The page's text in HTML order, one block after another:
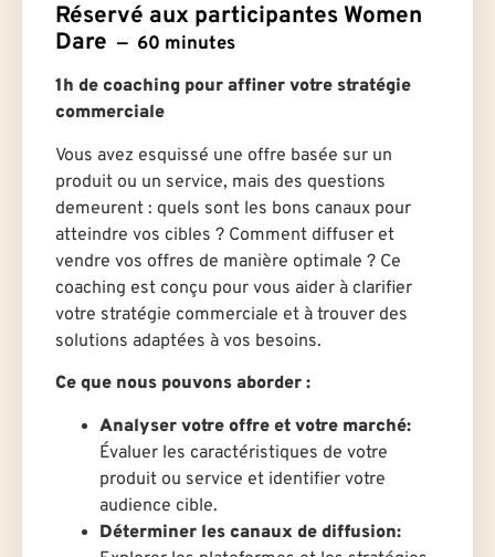
Réservé aux participantes Women
Dare
60 minutes
1h de coaching pour affiner votre stratégie
commerciale
Vous avez esquissé une offre basée sur un
produit ou un service, mais des questions
demeurent : quels sont les bons canaux pour
atteindre vos cibles ? Comment diffuser et
vendre vos offres de manière optimale ? Ce
coaching est conçu pour vous aider à clarifier
votre stratégie commerciale et à trouver des
solutions adaptées à vos besoins.
Ce que nous pouvons aborder :
Analyser votre offre et votre marché:
Évaluer les caractéristiques de votre
produit ou service et identifier votre
audience cible.
Déterminer les canaux de diffusion: